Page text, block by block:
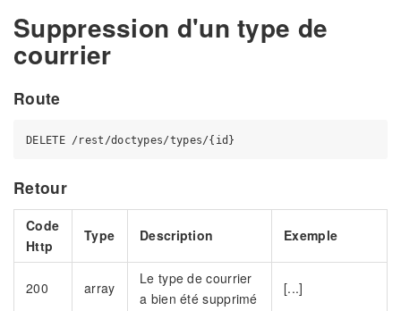
Suppression d'un type de
courrier
Route
Retour
Code
Http
Type Description Exemple
200 array
Le type de courrier
a bien été supprimé
[...]